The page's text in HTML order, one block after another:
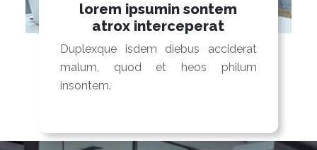
lorem ipsumin sontem
atrox interceperat
Duplexque isdem diebus acciderat
malum, quod et heos philum
insontem.